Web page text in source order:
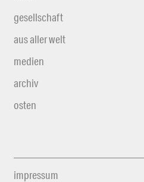
gesellschaft
aus aller welt
medien
archiv
osten
impressum